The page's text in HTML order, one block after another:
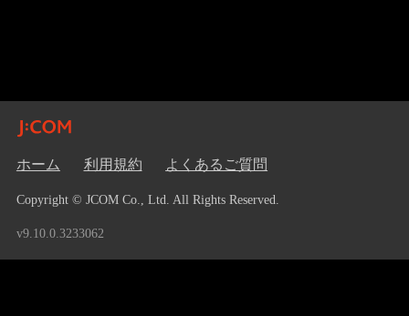
ホーム 利用規約 よくあるご質問
Copyright © JCOM Co., Ltd. All Rights Reserved.
v9.10.0.3233062